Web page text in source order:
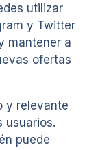
utilizar
y Twitter
mantener a
ofertas
y relevante
usuarios.
puede